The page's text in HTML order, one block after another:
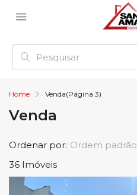
Home Venda(Página 3)
Venda
36 Imóveis
Ordenar por: Ordem padrão